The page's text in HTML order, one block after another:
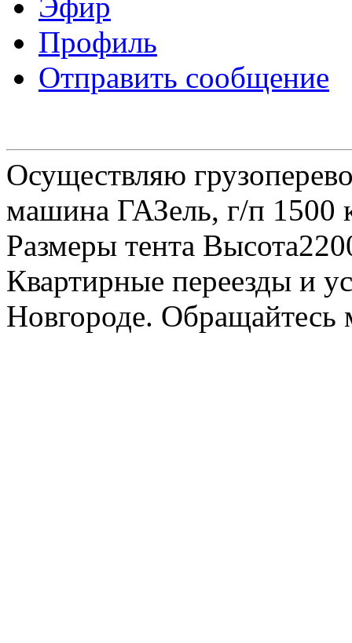
Эфир
Профиль
Отправить сообщение
Осуществляю
машина ГАЗель, г/п 1500
Размеры тента
Квартирные переезды и
Новгороде.